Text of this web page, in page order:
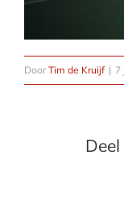
DoorTim de Kruijf | 7